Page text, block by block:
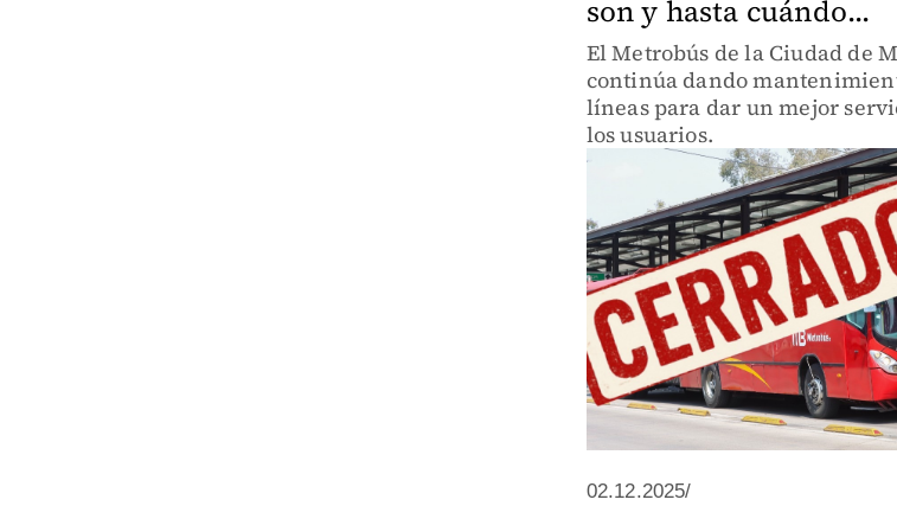
son y hasta cuándo...
El Metrobús de la Ciudad de
continúa dando
líneas para dar un mejor
los usuarios.
02.12.2025/